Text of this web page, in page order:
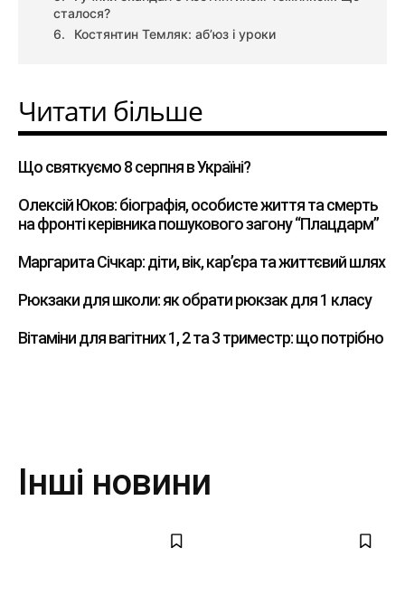
сталося?
Костянтин Темляк: аб’юз і уроки
Читати більше
Що святкуємо 8 серпня в Україні?
Олексій Юков: біографія, особисте життя та смерть
на фронті керівника пошукового загону “Плацдарм”
Маргарита Січкар: діти, вік, кар’єра та життєвий шлях
Рюкзаки для школи: як обрати рюкзак для 1 класу
Вітаміни для вагітних 1, 2 та 3 триместр: що потрібно
Інші новини